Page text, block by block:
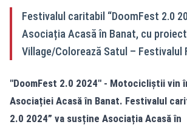
Festivalul caritabil “DoomFest 2.0
Asociația Acasă în Banat, cu
Village/Colorează Satul – Festivalul
"DoomFest 2.0 2024" - Motocicliștii vin
Asociației Acasă în Banat. Festivalul
2.0 2024” va susține Asociația Acasă în